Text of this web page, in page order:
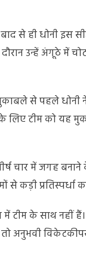
से ही धोनी इस
उन्हें अंगूठे में
से पहले
टीम को यह
चार में जगह
कड़ी प्रतिस्पर्धा
टीम के साथ नहीं
अनुभवी